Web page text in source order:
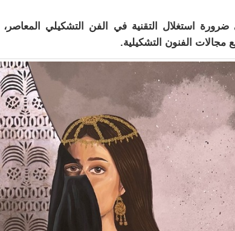
ضرورة استغلال التقنية في الفن التشكيلي المعاصر،
مجالات الفنون التشكيلية.